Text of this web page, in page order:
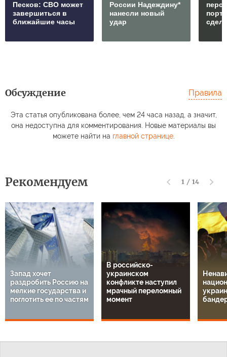
Песков: СВО может
завершиться в
ближайшие часы
России Надеждину*
нанесли новый
удар
Обсуждение Правила
Эта статья опубликована более, чем 24 часа назад, а значит,
она недоступна для комментирования. Новые материалы вы
можете найти на главной странице.
Рекомендуем 1 / 14
Запад хочет
раздробить Россию на
мелкие государства и
поглотить ее по частям
В российско-
украинском
конфликте наступил
мрачный переломный
момент